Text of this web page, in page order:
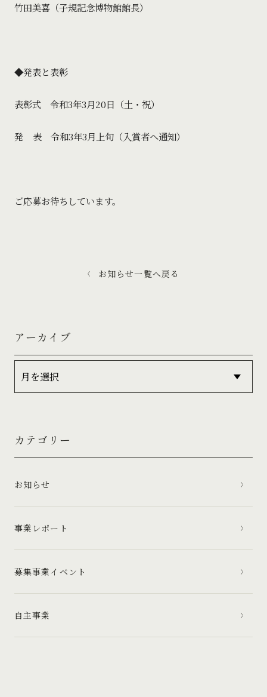
竹田美喜（子規記念博物館館長）
◆発表と表彰
表彰式 令和3年3月20日（土・祝）
発 表 令和3年3月上旬（入賞者へ通知）
ご応募お待ちしています。
お知らせ一覧へ戻る
アーカイブ
カテゴリー
お知らせ
事業レポート
募集事業イベント
自主事業